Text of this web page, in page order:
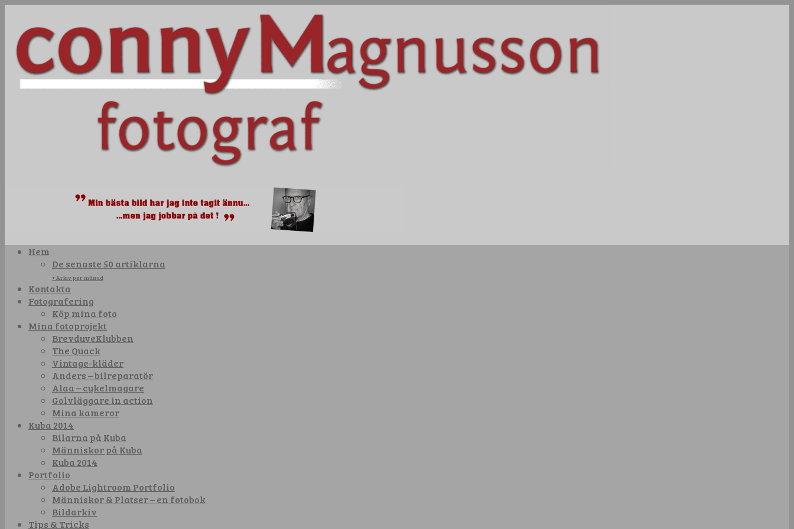
Hem
De senaste 50 artiklarna
+ Arkiv per månad
Kontakta
Fotografering
Köp mina foto
Mina fotoprojekt
BrevduveKlubben
The Quack
Vintage-kläder
Anders – bilreparatör
Alaa – cykelmagare
Golvläggare in action
Mina kameror
Kuba 2014
Bilarna på Kuba
Människor på Kuba
Kuba 2014
Portfolio
Adobe Lightroom Portfolio
Människor & Platser – en fotobok
Bildarkiv
Tips & Tricks